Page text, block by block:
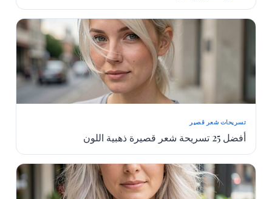
تسريحات شعر قصير
أفضل 25 تسريحة شعر قصيرة ذهبية اللون